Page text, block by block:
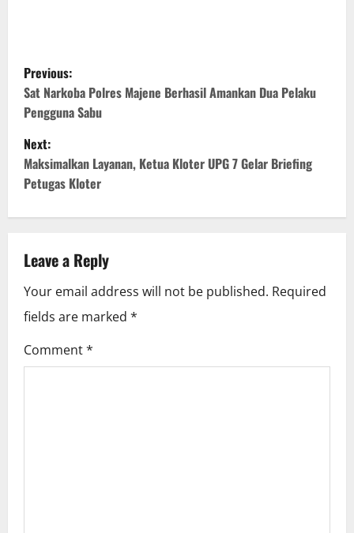
P
o
s
t
n
v
i
g
a
Previous:
Sat Narkoba Polres Majene Berhasil Amankan Dua Pelaku
Pengguna Sabu
Next:
Maksimalkan Layanan, Ketua Kloter UPG 7 Gelar Briefing
Petugas Kloter
Leave a Reply
Your email address will not be published. Required
fields are marked *
Comment*